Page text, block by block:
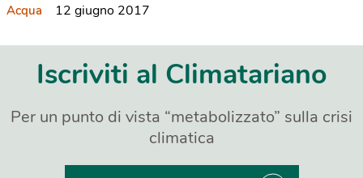
Acqua 12 giugno 2017
Iscriviti al Climatariano
Per un punto di vista “metabolizzato” sulla crisi
climatica